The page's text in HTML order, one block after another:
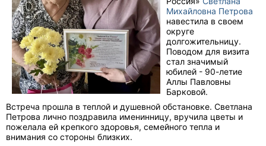
Михайловна Петрова
навестила в своем
округе
долгожительницу.
Поводом для визита
стал значимый
юбилей - 90-летие
Аллы Павловны
Барковой.
Встреча прошла в теплой и душевной обстановке. Светлана
Петрова лично поздравила именинницу, вручила цветы и
пожелала ей крепкого здоровья, семейного тепла и
внимания со стороны близких.